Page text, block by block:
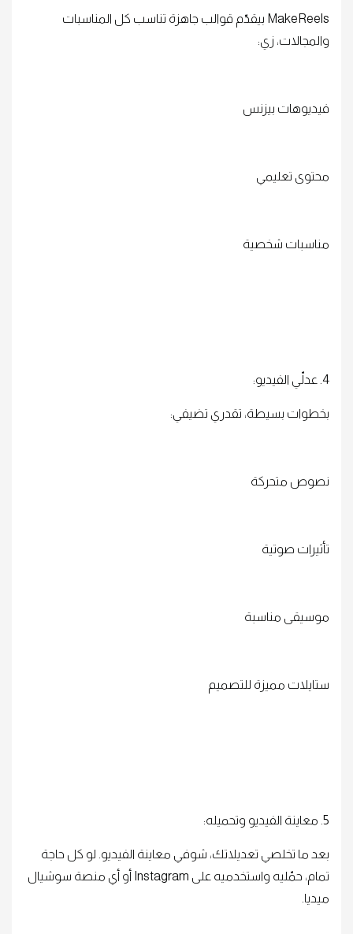
MakeReels بيقدّم قوالب جاهزة تناسب كل المناسبات
والمجالات، زي:
فيديوهات بيزنس
محتوى تعليمي
مناسبات شخصية
4. عدلّي الفيديو:
بخطوات بسيطة، تقدري تضيفي:
نصوص متحركة
تأثيرات صوتية
موسيقى مناسبة
ستايلات مميزة للتصميم
5. معاينة الفيديو وتحميله:
بعد ما تخلصي تعديلاتك، شوفي معاينة الفيديو. لو كل حاجة
تمام، حمّليه واستخدميه على Instagram أو أي منصة سوشيال
ميديا.